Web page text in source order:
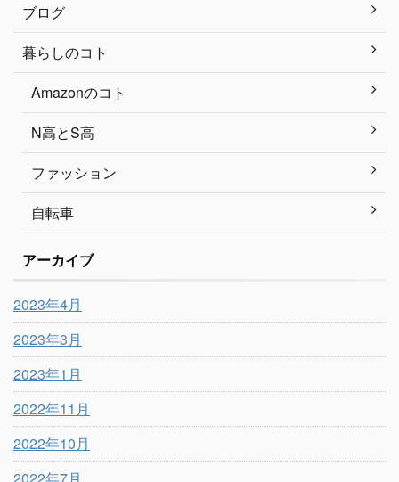
ブログ
暮らしのコト
Amazonのコト
N高とS高
ファッション
自転車
アーカイブ
2023年4月
2023年3月
2023年1月
2022年11月
2022年10月
2022年7月